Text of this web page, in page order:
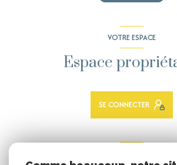
VOTRE ESPACE
Espace
SE CONNECTER